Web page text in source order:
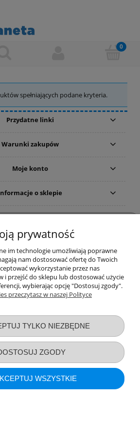
spełniających podane kryteria.
Przydatne linki
Warunki zakupów
Moje konto
o sklepie
internetowy Shoper.pl
prywatność
im technologie umożliwiają poprawne
nam dostosować ofertę do Twoich
wykorzystanie przez nas
i przejść do sklepu lub dostosować użycie
wybierając opcję "Dostosuj zgody".
przeczytasz w naszej Polityce
TYLKO NIEZBĘDNE
ZGODY
WSZYSTKIE